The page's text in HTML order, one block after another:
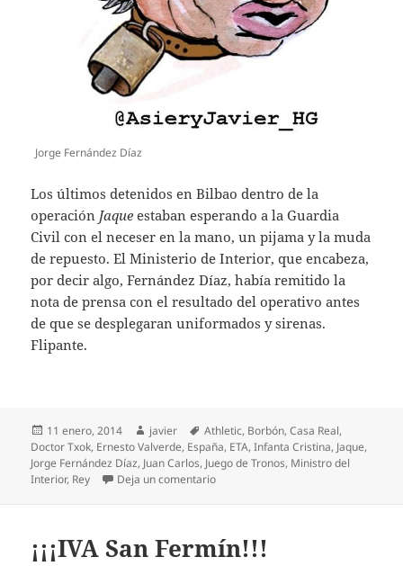
Jorge Fernández Díaz
Los últimos detenidos en Bilbao dentro de la
operación Jaque estaban esperando a la Guardia
Civil con el neceser en la mano, un pijama y la muda
de repuesto. El Ministerio de Interior, que encabeza,
por decir algo, Fernández Díaz, había remitido la
nota de prensa con el resultado del operativo antes
de que se desplegaran uniformados y sirenas.
Flipante.
Publicado
el
11 enero, 2014 Autor
javier Etiquetas
Athletic, Borbón,Casa Real,
Doctor Txok, Ernesto Valverde, España, ETA,Infanta Cristina, Jaque,
Jorge Fernández Díaz, Juan Carlos, Juego de Tronos, Ministro del
Interior, Rey Deja un comentarioen Trono de juegos
¡¡¡IVA San Fermín!!!